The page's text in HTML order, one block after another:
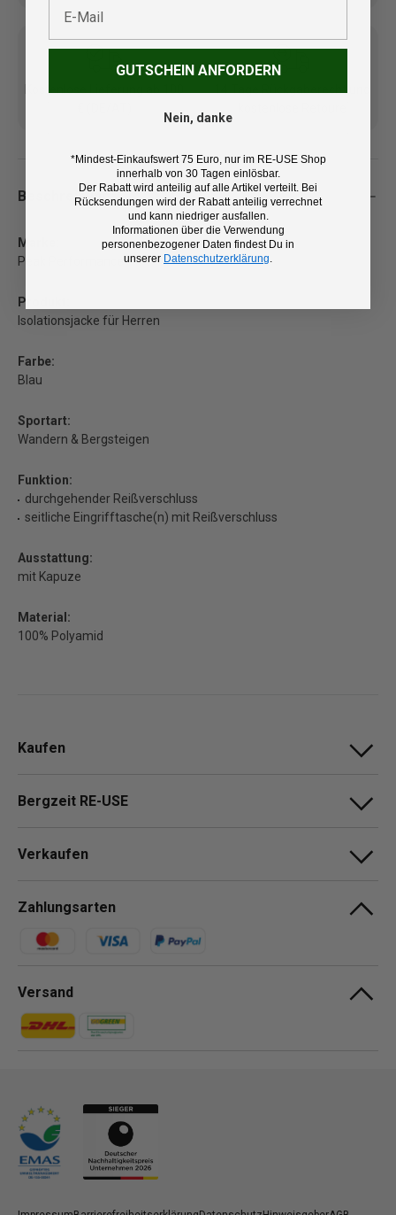
Beschreibung
Marke:
Peak Performance
Produkt:
Isolationsjacke für Herren
Farbe:
Blau
Sportart:
Wandern & Bergsteigen
Funktion:
durchgehender Reißverschluss
seitliche Eingrifftasche(n) mit Reißverschluss
Ausstattung:
mit Kapuze
Material:
100% Polyamid
Kaufen
Bergzeit RE-USE
Verkaufen
Zahlungsarten
Zahlungsmethoden
Versand
Zahlungsmethoden
Zahlungsmethoden
GUTSCHEIN ANFORDERN
Nein, danke
*Mindest-Einkaufswert 75 Euro, nur im RE-USE Shop
innerhalb von 30 Tagen einlösbar.
Der Rabatt wird anteilig auf alle Artikel verteilt. Bei
Rücksendungen wird der Rabatt anteilig verrechnet
und kann niedriger ausfallen.
Informationen über die Verwendung
personenbezogener Daten findest Du in
unserer Datenschutzerklärung